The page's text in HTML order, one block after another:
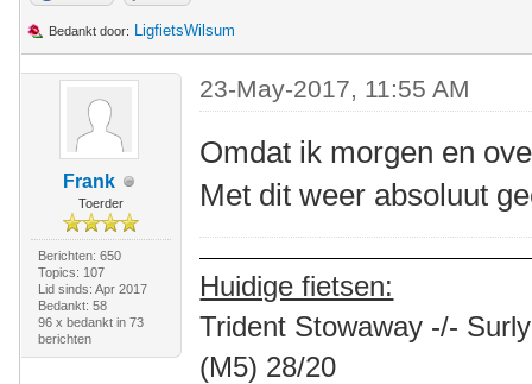
Bedankt door: LigfietsWilsum
Frank
Toerder
Berichten: 650
Topics: 107
Lid sinds: Apr 2017
Bedankt: 58
96 x bedankt in 73
berichten
23-May-2017, 11:55 AM
Omdat ik morgen en
Met dit weer absoluut
Huidige fietsen:
Trident Stowaway -/-
(M5) 28/20